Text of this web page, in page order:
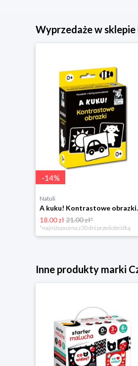
Wyprzedaże w
-14%
Natuli
A kuku!
18.00 zł21.00 zł*
*najniższa cena z 30 dni przed obniżką
Inne produkty marki